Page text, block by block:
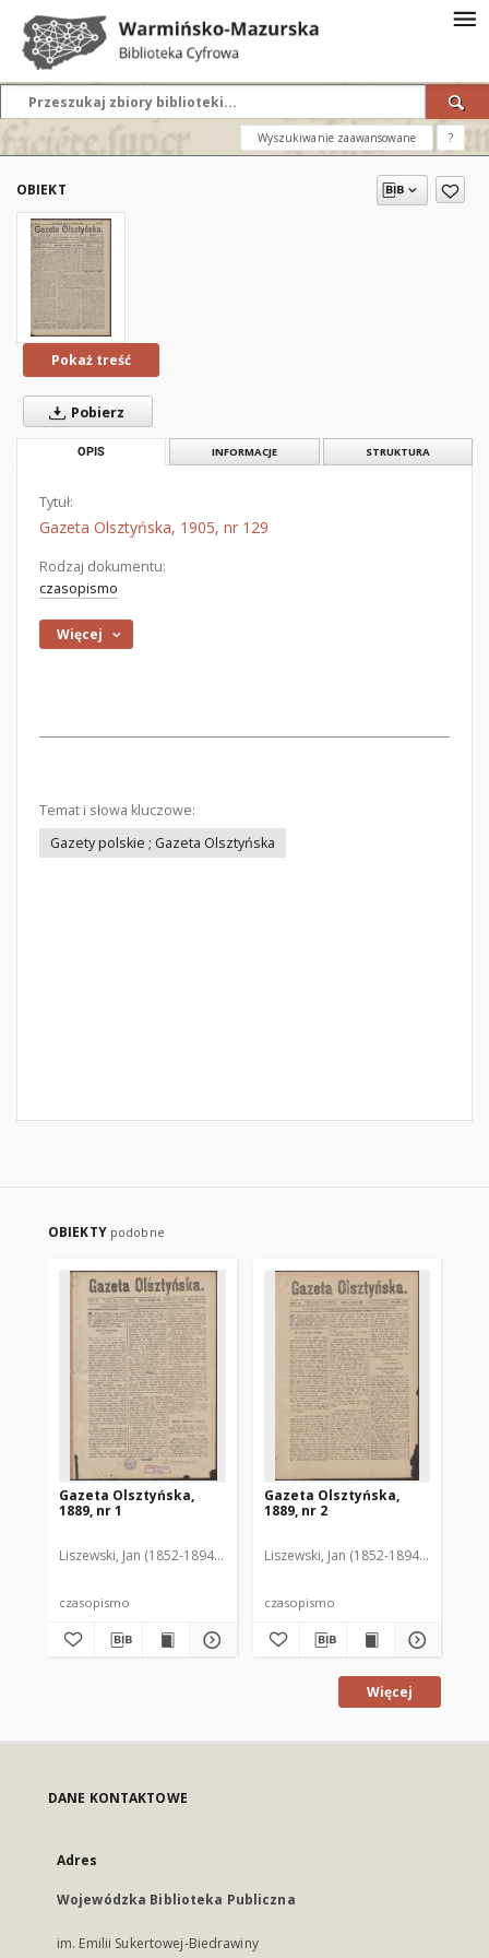
Wyszukiwanie zaawansowane ?
OBIEKT
Pokaż treść
Pobierz
OPIS INFORMACJE STRUKTURA
Tytuł:
Gazeta Olsztyńska, 1905, nr 129
Rodzaj dokumentu:
czasopismo
Więcej
Temat i słowa kluczowe:
Gazety polskie ; Gazeta Olsztyńska
OBIEKTY podobne
Gazeta Olsztyńska,
1889, nr 1
Liszewski, Jan (1852-1894). Red.
czasopismo
Gazeta Olsztyńska,
1889, nr 2
Liszewski, Jan (1852-1894). Red.
czasopismo
Więcej
DANE KONTAKTOWE
Adres
Wojewódzka Biblioteka Publiczna
im. Emilii Sukertowej-Biedrawiny